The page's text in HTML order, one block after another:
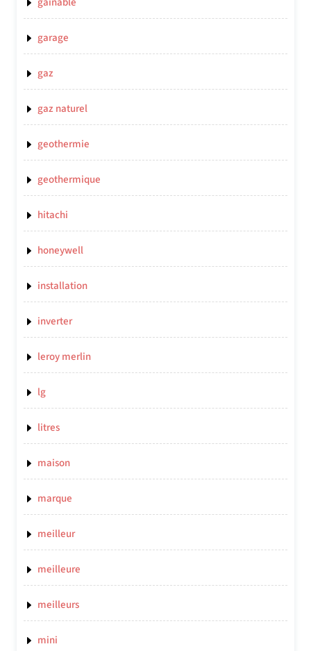
garage
gaz
gaz naturel
geothermie
geothermique
hitachi
honeywell
installation
inverter
leroy merlin
lg
litres
maison
marque
meilleur
meilleure
meilleurs
mini